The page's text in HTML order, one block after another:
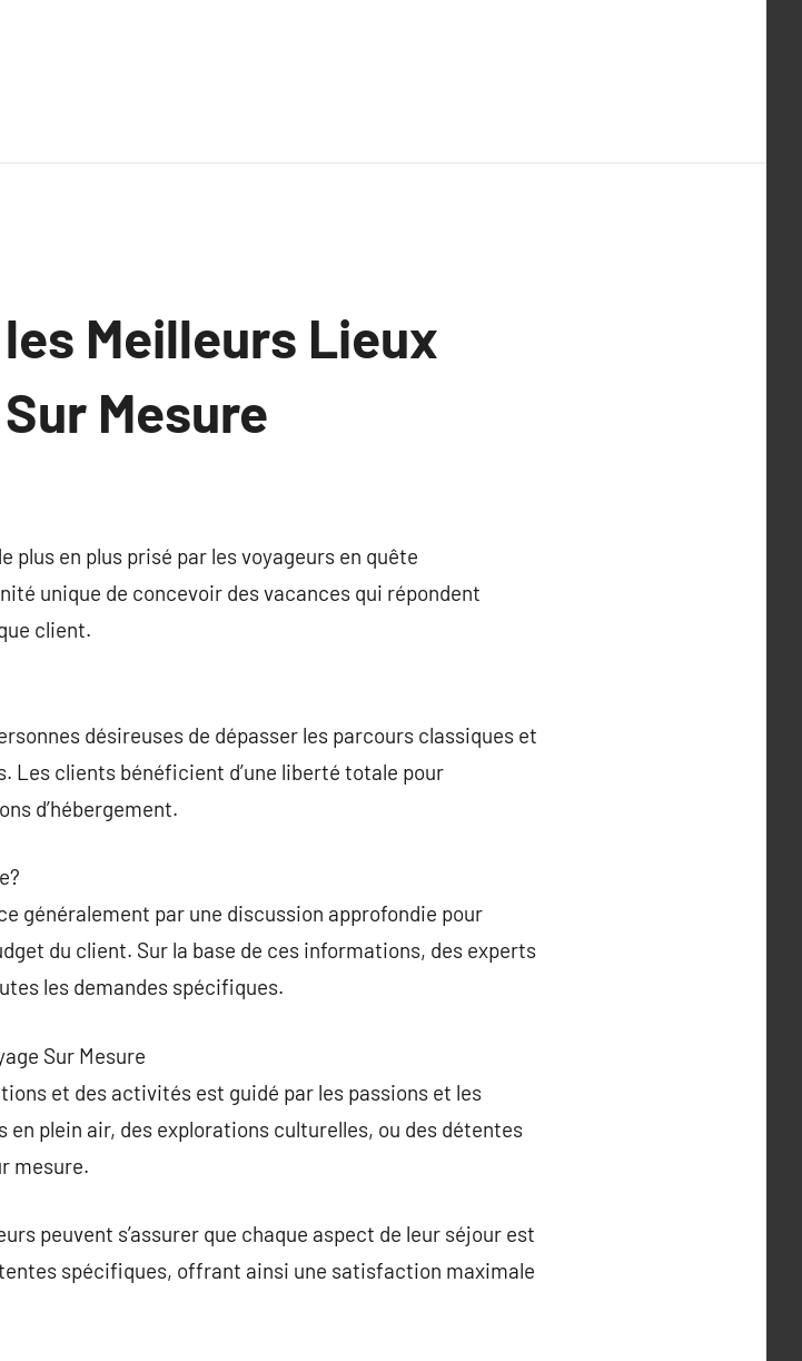
Meilleurs Lieux
Mesure
plus en plus prisé par les voyageurs en quête
unique de concevoir des vacances qui répondent
client.
désireuses de dépasser les parcours classiques et
Les clients bénéficient d’une liberté totale pour
d’hébergement.
généralement par une discussion approfondie pour
du client. Sur la base de ces informations, des experts
les demandes spécifiques.
Sur Mesure
et des activités est guidé par les passions et les
plein air, des explorations culturelles, ou des détentes
mesure.
peuvent s’assurer que chaque aspect de leur séjour est
spécifiques, offrant ainsi une satisfaction maximale